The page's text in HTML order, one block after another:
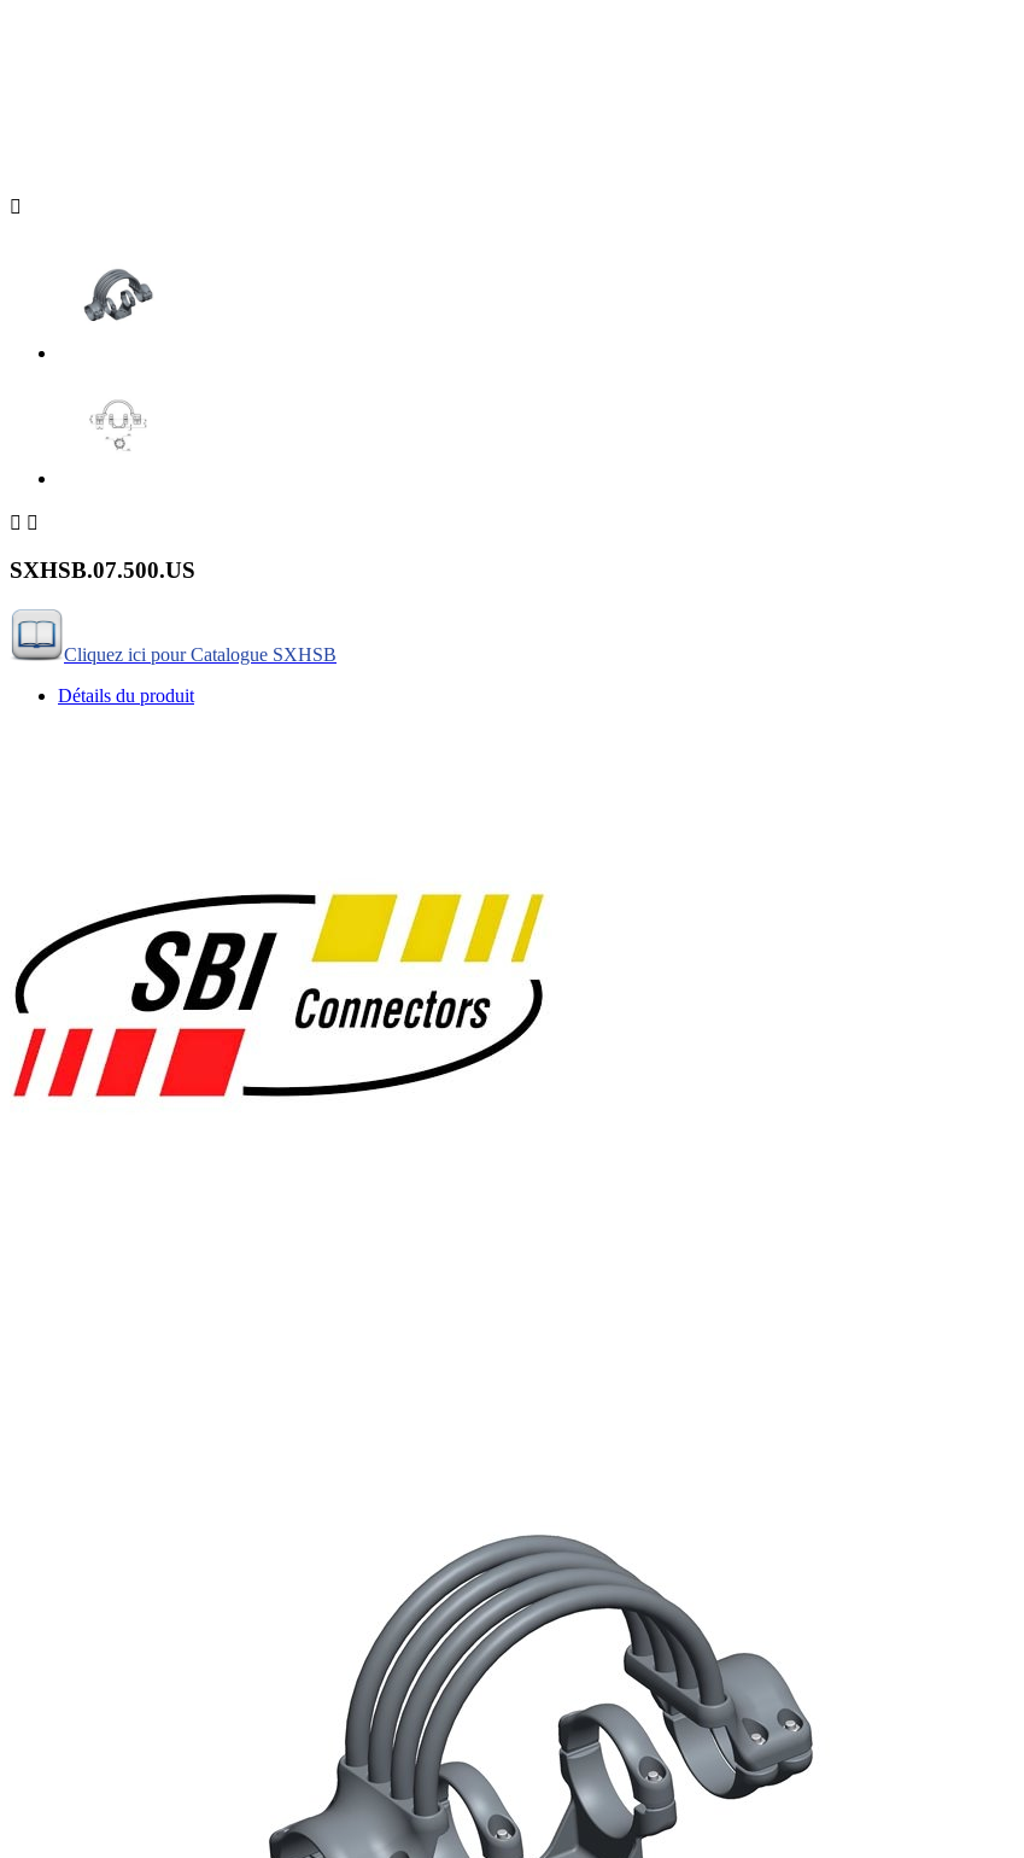

 
SXHSB.07.500.US
Cliquez ici pour Catalogue SXHSB
Détails du produit